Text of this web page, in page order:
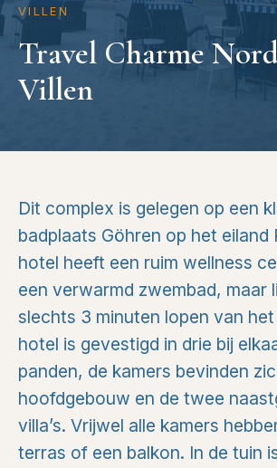
VILLEN
Travel Charme
Villen
Dit complex is gelegen op een
badplaats Göhren op het eiland
hotel heeft een ruim wellness
een verwarmd zwembad, maar
slechts 3 minuten lopen van
hotel is gevestigd in drie bij
panden, de kamers bevinden
hoofdgebouw en de twee
villa’s. Vrijwel alle kamers
terras of een balkon. In de tuin